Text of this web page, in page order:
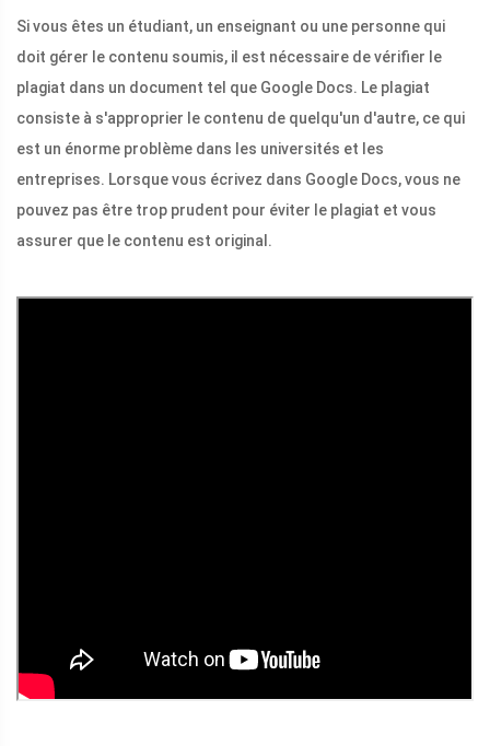
Si vous êtes un étudiant, un enseignant ou une personne qui
doit gérer le contenu soumis, il est nécessaire de vérifier le
plagiat dans un document tel que Google Docs. Le plagiat
consiste à s'approprier le contenu de quelqu'un d'autre, ce qui
est un énorme problème dans les universités et les
entreprises. Lorsque vous écrivez dans Google Docs, vous ne
pouvez pas être trop prudent pour éviter le plagiat et vous
assurer que le contenu est original.